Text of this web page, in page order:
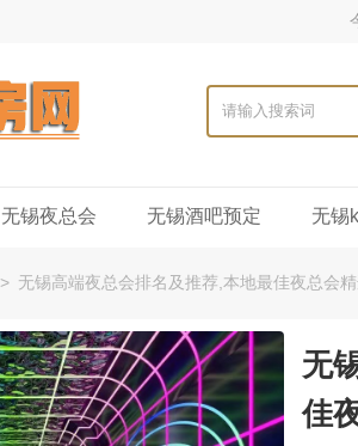
无锡夜总会 无锡酒吧预定 无锡
> 无锡高端夜总会排名及推荐,本地最佳夜总会
无
佳